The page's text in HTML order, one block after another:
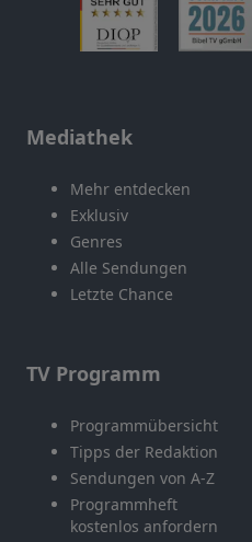
Mediathek
Mehr entdecken
Exklusiv
Genres
Alle Sendungen
Letzte Chance
TV Programm
Programmübersicht
Tipps der Redaktion
Sendungen von A-Z
Programmheft
kostenlos anfordern